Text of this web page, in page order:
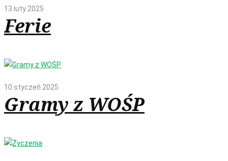
13 luty 2025
Ferie
10 styczeń 2025
Gramy z WOŚP